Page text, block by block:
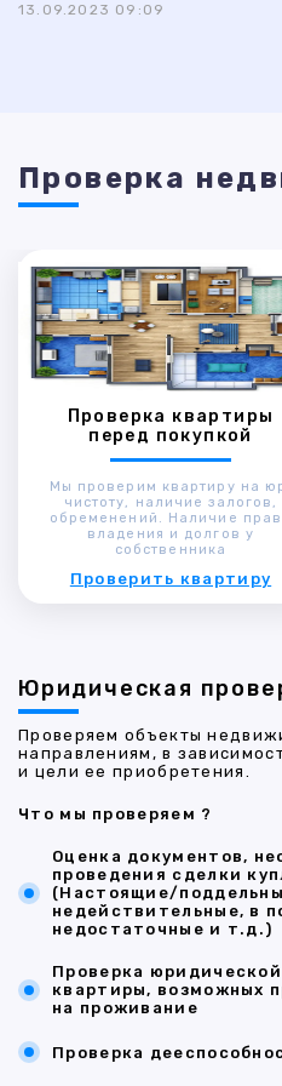
13.09.2023 09:09
Проверка
Проверка квартиры
перед покупкой
Мы проверим квартиру на
чистоту, наличие залогов,
обременений. Наличие
владения и долгов у
собственника
Проверить квартиру
Юридическая
Проверяем объекты
направлениям, в
и цели ее приобретения.
Что мы проверяем ?
Оценка документов,
проведения сделки
(Настоящие/
недействительные, в
недостаточные и т.д.)
Проверка
квартиры, возможных
на проживание
Проверка